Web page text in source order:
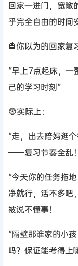
回家一进门，宽敞
乎完全自由的时间
🎃你以为的回家复
“早上7点起床，一
己的学习时刻”
😨实际上：
“走，出去陪妈逛
——复习节奏全乱！
“今天你的任务拖
净就行，活不多
被说不懂事！
“隔壁那谁家的小
吗？保证能考得上